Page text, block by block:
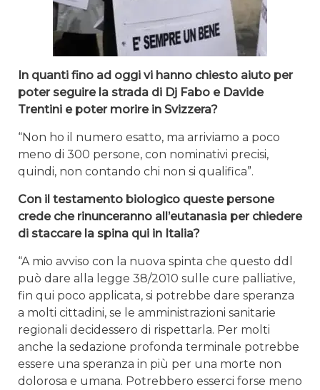
In quanti fino ad oggi vi hanno chiesto aiuto per
poter seguire la strada di Dj Fabo e Davide
Trentini e poter morire in Svizzera?
“Non ho il numero esatto, ma arriviamo a poco
meno di 300 persone, con nominativi precisi,
quindi, non contando chi non si qualifica”.
Con il testamento biologico queste persone
crede che rinunceranno all’eutanasia per chiedere
di staccare la spina qui in Italia?
“A mio avviso con la nuova spinta che questo ddl
può dare alla legge 38/2010 sulle cure palliative,
fin qui poco applicata, si potrebbe dare speranza
a molti cittadini, se le amministrazioni sanitarie
regionali decidessero di rispettarla. Per molti
anche la sedazione profonda terminale potrebbe
essere una speranza in più per una morte non
dolorosa e umana. Potrebbero esserci forse meno